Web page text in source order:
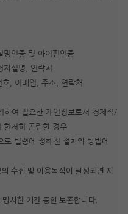
명인증 및 아이핀인증
자실명, 연락처
, 이메일, 주소, 연락처
여 필요한 개인정보로서 경제적/
현저히 곤란한 경우
법령에 정해진 절차와 방법에
수집 및 이용목적이 달성되면 지
시한 기간 동안 보존합니다.